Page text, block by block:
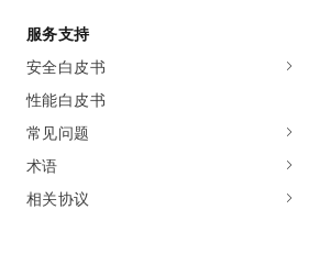
服务支持
安全白皮书
性能白皮书
常见问题
术语
相关协议